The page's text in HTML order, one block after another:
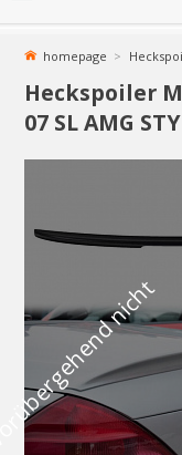
homepage
Heckspoiler
07 SL AMG